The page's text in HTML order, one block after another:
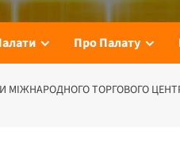
Про Палату
ТОРГОВОГО